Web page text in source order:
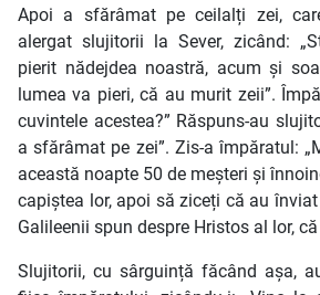
Apoi a sfărâmat pe ceilalți zei,
alergat slujitorii la Sever, zicând:
pierit nădejdea noastră, acum și
lumea va pieri, că au murit zeii”.
cuvintele acestea?” Răspuns-au
a sfărâmat pe zei”. Zis-a împăratul:
această noapte 50 de meșteri și
capiștea lor, apoi să ziceți că au
Galileenii spun despre Hristos al lor,
Slujitorii, cu sârguință făcând așa,